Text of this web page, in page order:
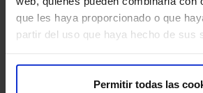
que les haya proporcionado o que
partir del uso que haya hecho de sus
Permitir todas las
extracción de muelas del juicio,
reconstrucción facial tras
patologías de la articulación